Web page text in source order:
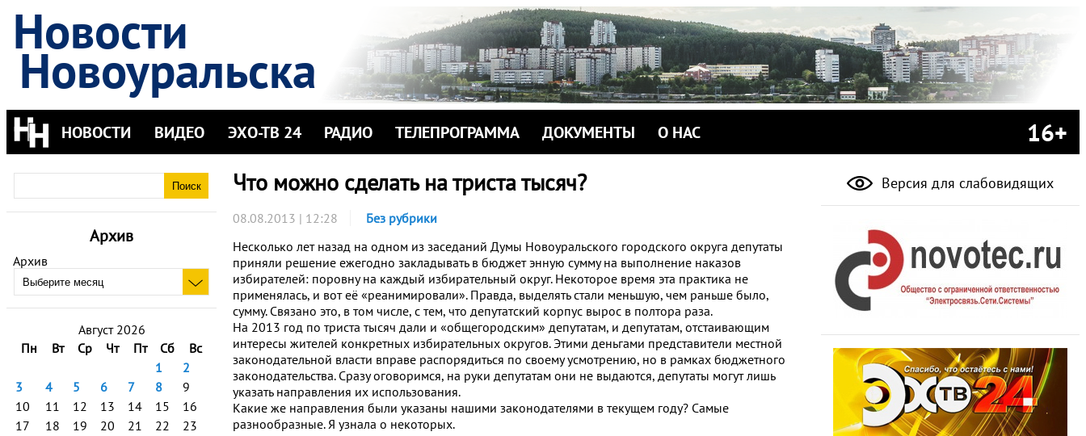
Новости
Новоуральска
НОВОСТИ ВИДЕО ЭХО-ТВ 24 РАДИО ТЕЛЕПРОГРАММА ДОКУМЕНТЫ О НАС 16+
Архив
Архив
Август 2026
Пн
Вт Ср Чт Пт Сб
Вс
1
2
3
4 5 6 7 8
9
10
11 12 13 14 15
16
17
18 19 20 21 22
23
Что можно сделать на триста тысяч?
08.08.2013 | 12:28
Без рубрики
Несколько лет назад на одном из заседаний Думы Новоуральского городского округа депутаты
приняли решение ежегодно закладывать в бюджет энную сумму на выполнение наказов
избирателей: поровну на каждый избирательный округ. Некоторое время эта практика не
применялась, и вот её «реанимировали». Правда, выделять стали меньшую, чем раньше было,
сумму. Связано это, в том числе, с тем, что депутатский корпус вырос в полтора раза.
На 2013 год по триста тысяч дали и «общегородским» депутатам, и депутатам, отстаивающим
интересы жителей конкретных избирательных округов. Этими деньгами представители местной
законодательной власти вправе распорядиться по своему усмотрению, но в рамках бюджетного
законодательства. Сразу оговоримся, на руки депутатам они не выдаются, депутаты могут лишь
указать направления их использования.
Какие же направления были указаны нашими законодателями в текущем году? Самые
разнообразные. Я узнала о некоторых.
Версия для слабовидящих